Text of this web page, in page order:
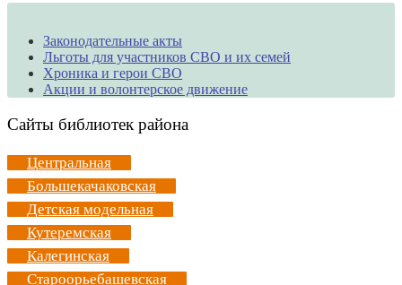
Законодательные акты
Льготы для участников СВО и их семей
Хроника и герои СВО
Акции и волонтерское движение
Сайты библиотек района
Центральная
Большекачаковская
Детская модельная
Кутеремская
Калегинская
Староорьебашевская